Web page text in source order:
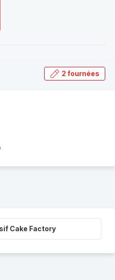
2 fournées
Cake Factory